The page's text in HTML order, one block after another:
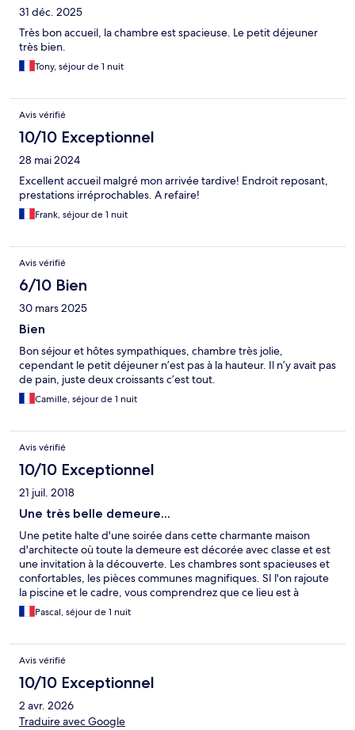
31 déc. 2025
Très bon accueil, la chambre est spacieuse. Le petit déjeuner
très bien.
Tony, séjour de 1 nuit
Avis vérifié
10/10 Exceptionnel
28 mai 2024
Excellent accueil malgré mon arrivée tardive! Endroit reposant,
prestations irréprochables. A refaire!
Frank, séjour de 1 nuit
Avis vérifié
6/10 Bien
30 mars 2025
Bien
Bon séjour et hôtes sympathiques, chambre très jolie,
cependant le petit déjeuner n’est pas à la hauteur. Il n’y avait pas
de pain, juste deux croissants c’est tout.
Camille, séjour de 1 nuit
Avis vérifié
10/10 Exceptionnel
21 juil. 2018
Une très belle demeure...
Une petite halte d'une soirée dans cette charmante maison
d'architecte où toute la demeure est décorée avec classe et est
une invitation à la découverte. Les chambres sont spacieuses et
confortables, les pièces communes magnifiques. SI l'on rajoute
la piscine et le cadre, vous comprendrez que ce lieu est à
recommander sans aucune hésitation. Le rapport qualité prix est
parfait, les hôtes sont extrêmement prévenants et
petit déjeuner est copieux et vous permettra de découvrir les
saveurs de cet endroit. En résumé, n'hésitez pas pour une halte
entre Limoges et Angouleme ou un séjour découverte de cet
endroit...
Pascal, séjour de 1 nuit
Avis vérifié
10/10 Exceptionnel
2 avr. 2026
Traduire avec Google